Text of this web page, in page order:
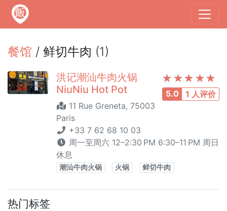
餐馆 / 鲜切牛肉 (1)
5.0 1 人评价
洪记潮汕牛肉火锅
NiuNiu Hot Pot
11 Rue Greneta, 75003
Paris
+33 7 62 68 10 03
周一至周六 12–2:30 PM 6:30–11 PM 周日
休息
潮汕牛肉火锅 火锅 鲜切牛肉
热门标签